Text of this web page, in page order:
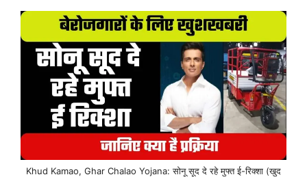
Khud Kamao, Ghar Chalao Yojana: सोनू सूद दे रहे मुफ्त ई-रिक्शा (खुद